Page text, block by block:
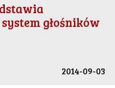
głośników
2014-09-03